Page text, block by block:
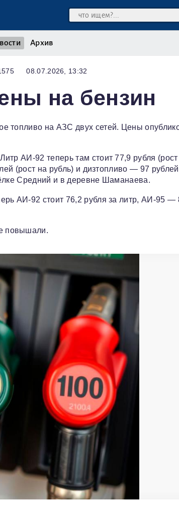
Архив
08.07.2026, 13:32
на бензин
топливо на АЗС двух сетей. Цены
АИ‑92 теперь там стоит 77,9 рубля
(рост на рубль) и дизтопливо — 97 рублей
Средний и в деревне Шаманаева.
АИ‑92 стоит 76,2 рубля за литр, АИ‑95 —
повышали.